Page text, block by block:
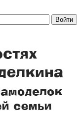
Войти